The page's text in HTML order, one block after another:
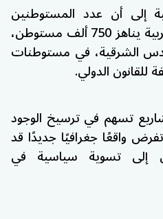
إلى أن عدد المستوطنين
الإسرائيليين في الضفة الغربية يناهز 750 ألف مستوطن،
في القدس الشرقية، في مستوطنات
للقانون الدولي.
تسهم في ترسيخ الوجود
واقعًا جغرافيًا جديدًا قد
إلى تسوية سياسية في